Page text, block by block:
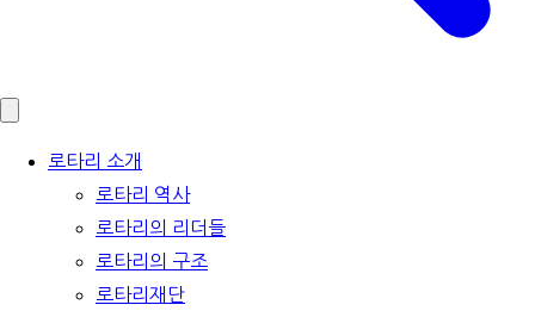
로타리 소개
로타리 역사
로타리의 리더들
로타리의 구조
로타리재단